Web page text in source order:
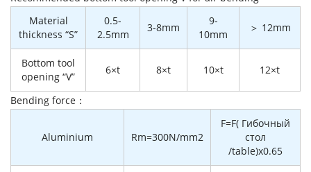
Material
thickness “S”
0.5-
2.5mm
3-8mm
9-
10mm
＞ 12mm
Bottom tool
opening “V”
6×t 8×t 10×t 12×t
Bending force：
Aluminium Rm=300N/mm2
F=F( Гибочный
стол
/table)x0.65